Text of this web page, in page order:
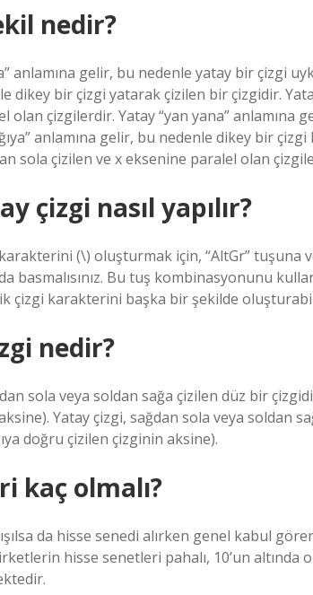
nedir?
anlamına gelir, bu nedenle yatay bir çizgi
dikey bir çizgi yatarak çizilen bir çizgidir.
olan çizgilerdir. Yatay “yan yana” anlamına
anlamına gelir, bu nedenle dikey bir
sola çizilen ve x eksenine paralel olan
çizgi nasıl yapılır?
(\) oluşturmak için, “AltGr” tuşuna
basmalısınız. Bu tuş kombinasyonunu
çizgi karakterini başka bir şekilde
nedir?
sola veya soldan sağa çizilen düz bir
Yatay çizgi, sağdan sola veya soldan
doğru çizilen çizginin aksine).
kaç olmalı?
da hisse senedi alırken genel kabul
hisse senetleri pahalı, 10’un